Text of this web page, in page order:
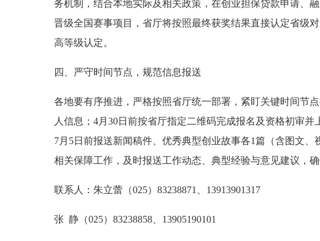
务机制，结合本地实际及相关政策，在创业担保贷款申请、
晋级全国赛事项目，省厅将按照最终获奖结果直接认定省级
高等级认定。
四、严守时间节点，规范信息报送
各地要有序推进，严格按照省厅统一部署，紧盯关键时间节
人信息；4月30日前按省厅指定二维码完成报名及资格初审
7月5日前报送新闻稿件、优秀典型创业故事各1篇（含图文
相关保障工作，及时报送工作动态、典型经验与意见建议，
联系人：朱立蕾（025）83238871、13913901317
张 静（025）83238858、13905190101